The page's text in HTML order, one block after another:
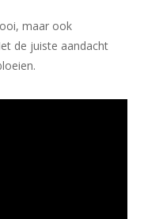
maar ook
de juiste aandacht